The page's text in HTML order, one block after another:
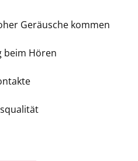
Geräusche kommen
beim Hören